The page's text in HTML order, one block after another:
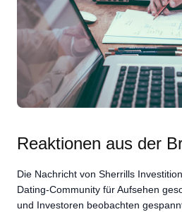
Reaktionen aus der
Die Nachricht von Sherrills
Dating-Community für Aufsehen
und Investoren beobachten